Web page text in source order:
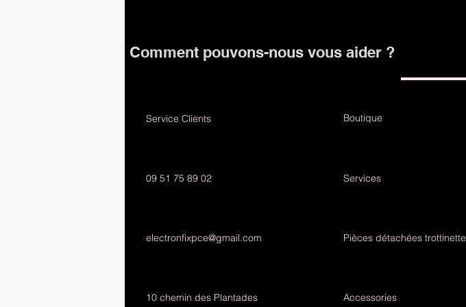
Comment pouvons-nous vous aider ?
Service Clients
09 51 75 89 02
electronfixpce@gmail.com
10 chemin des Plantades
Boutique
Services
Pièces détachées trottinette
Accessories